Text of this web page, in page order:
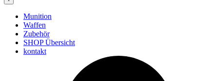
Munition
Waffen
Zubehör
SHOP Übersicht
kontakt